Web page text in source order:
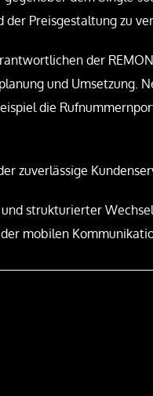
Preisgestaltung zu
der
und Umsetzung.
die
zuverlässige
strukturierter
mobilen